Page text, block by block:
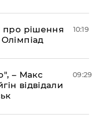
про рішення
10:19
– Макс
відвідали
09:29